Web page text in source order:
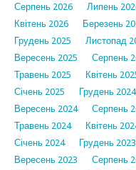
Серпень 2026 Липень
Квітень 2026
Березень
Грудень 2025
Листопад
Вересень 2025
Серпень
Травень 2025
Квітень
Січень 2025
Грудень 2024
Вересень 2024
Серпень
Травень 2024
Квітень
Січень 2024
Грудень 2023
Вересень 2023
Серпень